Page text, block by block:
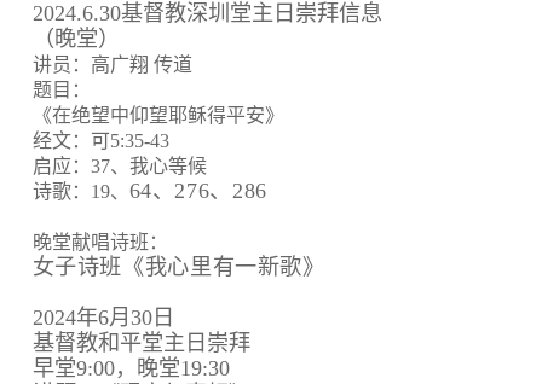
2024.6.30基督教深圳堂主日崇拜信息
（晚堂）
讲员：高广翔 传道
题目：
《在绝望中仰望耶稣得平安》
经文：可5:35-43
启应：37、我心等候
诗歌：19、 64、276、 286
晚堂献唱诗班：
女子诗班《我心里有一新歌》
2024年6月30日
基督教和平堂主日崇拜
早堂9:00，晚堂19:30